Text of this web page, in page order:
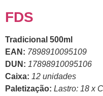
FDS
Tradicional 500ml
EAN: 7898910095109
DUN: 17898910095106
Caixa: 12 unidades
Paletização: Lastro: 18 x